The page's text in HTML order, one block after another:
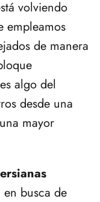
volviendo
empleamos
de manera
algo del
desde una
mayor
busca de